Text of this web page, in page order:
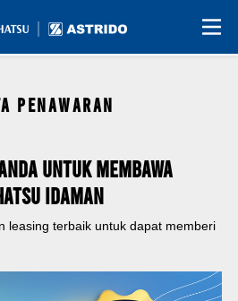
PENAWARAN
Untuk Membawa
Idaman
leasing terbaik untuk dapat memberi